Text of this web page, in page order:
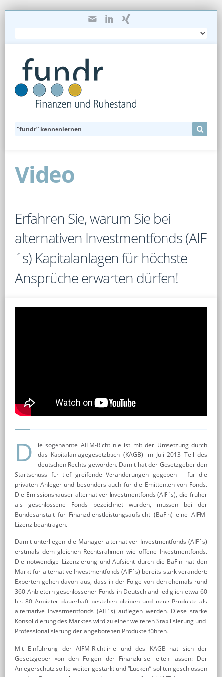
Video
Erfahren Sie, warum Sie bei
alternativen Investmentfonds (AIF
´s) Kapitalanlagen für höchste
Ansprüche erwarten dürfen!
D
ie sogenannte AIFM-Richtlinie ist mit der Umsetzung durch
das Kapitalanlagegesetzbuch (KAGB) im Juli 2013 Teil des
deutschen Rechts geworden. Damit hat der Gesetzgeber den
Startschuss für tief greifende Veränderungen gegeben – für die
privaten Anleger und besonders auch für die Emittenten von Fonds.
Die Emissionshäuser alternativer Investmentfonds (AIF´s), die früher
als geschlossene Fonds bezeichnet wurden, müssen bei der
Bundesanstalt für Finanzdienstleistungsaufsicht (BaFin) eine AIFM-
Lizenz beantragen.
Damit unterliegen die Manager alternativer Investmentfonds (AIF´s)
erstmals dem gleichen Rechtsrahmen wie offene Investmentfonds.
Die notwendige Lizenzierung und Aufsicht durch die BaFin hat den
Markt für alternative Investmentfonds (AIF´s) bereits stark verändert:
Experten gehen davon aus, dass in der Folge von den ehemals rund
360 Anbietern geschlossener Fonds in Deutschland lediglich etwa 60
bis 80 Anbieter dauerhaft bestehen bleiben und neue Produkte als
alternative Investmentfonds (AIF´s) auflegen werden. Diese starke
Konsolidierung des Marktes wird zu einer weiteren Stabilisierung und
Professionalisierung der angebotenen Produkte führen.
Mit Einführung der AIFM-Richtlinie und des KAGB hat sich der
Gesetzgeber von den Folgen der Finanzkrise leiten lassen: Der
Anlegerschutz sollte weiter gestärkt und “Lücken” sollten geschlossen